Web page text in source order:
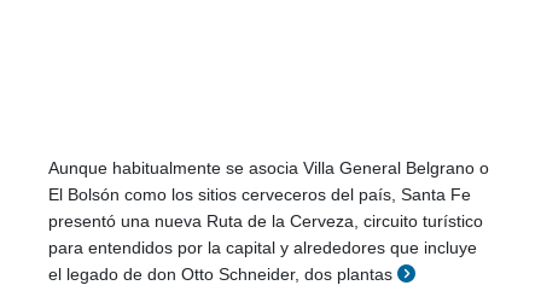
Aunque habitualmente se asocia Villa General Belgrano o
El Bolsón como los sitios cerveceros del país, Santa Fe
presentó una nueva Ruta de la Cerveza, circuito turístico
para entendidos por la capital y alrededores que incluye
el legado de don Otto Schneider, dos plantas